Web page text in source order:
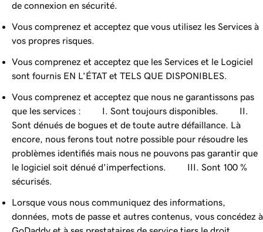
de connexion en sécurité.
Vous comprenez et acceptez que vous utilisez les Services à
vos propres risques.
Vous comprenez et acceptez que les Services et le Logiciel
sont fournis EN L'ÉTAT et TELS QUE DISPONIBLES.
Vous comprenez et acceptez que nous ne garantissons pas
que les services : I. Sont toujours disponibles. II.
Sont dénués de bogues et de toute autre défaillance. Là
encore, nous ferons tout notre possible pour résoudre les
problèmes identifiés mais nous ne pouvons pas garantir que
le logiciel soit dénué d'imperfections. III. Sont 100 %
sécurisés.
Lorsque vous nous communiquez des informations,
données, mots de passe et autres contenus, vous concédez à